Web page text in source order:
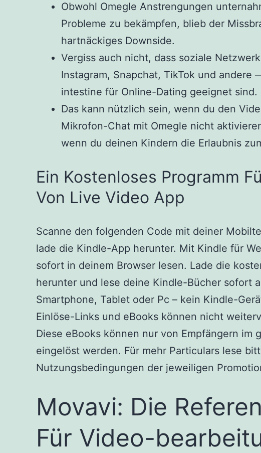
Obwohl Omegle Anstrengungen
Probleme zu bekämpfen, blieb der
hartnäckiges Downside.
Vergiss auch nicht, dass soziale
Instagram, Snapchat, TikTok und andere
intestine für Online-Dating geeignet sind.
Das kann nützlich sein, wenn du den
Mikrofon-Chat mit Omegle nicht
wenn du deinen Kindern die Erlaubnis
Ein Kostenloses Programm
Von Live Video App
Scanne den folgenden Code mit deiner
lade die Kindle-App herunter. Mit Kindle für
sofort in deinem Browser lesen. Lade die
herunter und lese deine Kindle-Bücher sofort
Smartphone, Tablet oder Pc – kein Kindle-
Einlöse-Links und eBooks können nicht
Diese eBooks können nur von Empfängern im
eingelöst werden. Für mehr Particulars lese
Nutzungsbedingungen der jeweiligen
Movavi: Die
Für Video-